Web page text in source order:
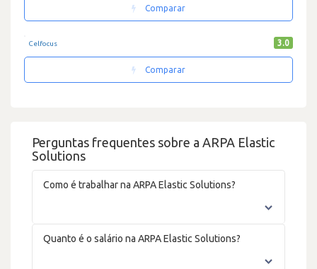
Perguntas frequentes sobre a ARPA Elastic
Solutions
Como é trabalhar na ARPA Elastic Solutions?
Quanto é o salário na ARPA Elastic Solutions?
Comparar
Celfocus 3.0
Comparar